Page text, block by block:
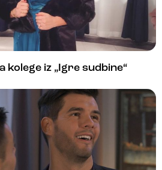
kolege iz „Igre sudbine“